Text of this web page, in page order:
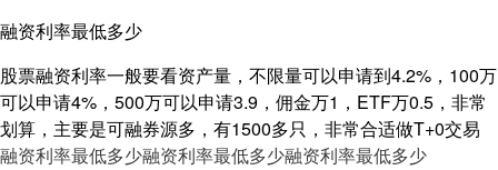
融资利率最低多少
股票融资利率一般要看资产量，不限量可以申请到4.2%，100万
可以申请4%，500万可以申请3.9，佣金万1，ETF万0.5，非常
划算，主要是可融券源多，有1500多只，非常合适做T+0交易
融资利率最低多少融资利率最低多少融资利率最低多少